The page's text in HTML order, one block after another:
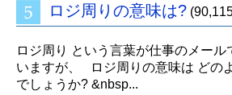
ロジ周りの意味は?
ロジ周り という言葉が仕事のメール
いますが、 ロジ周りの意味は どの
でしょうか? &nbsp...